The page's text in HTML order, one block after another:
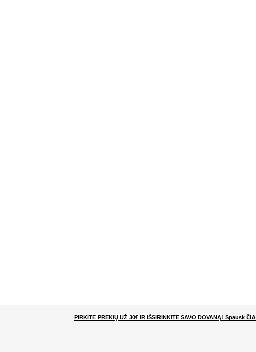
PIRKITE PREKIŲ UŽ 30€ IR IŠSIRINKITE SAVO DOVANĄ! Spausk ČIA